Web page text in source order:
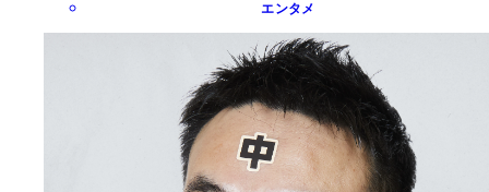
エンタメ